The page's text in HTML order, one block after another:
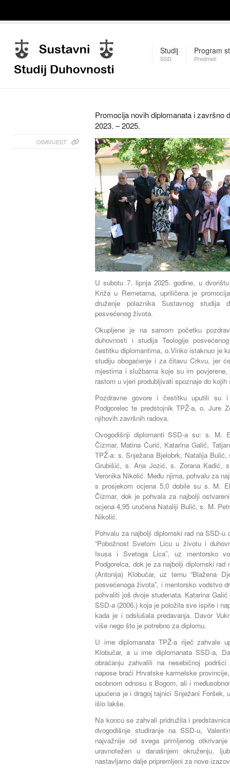
Studij
SSD
Program
Predmeti
Promocija novih diplomanata i završno
2023. – 2025.
OBAVIJEST
U subotu 7. lipnja 2025. godine, u
Križa u Remetama, upriličena je
druženje polaznika Sustavnog studija
posvećenog života.
Okupljene je na samom početku
duhovnosti i studija Teologije
čestitku diplomantima, o.Vinko istaknuo je
studiju obogaćenje i za čitavu Crkvu, jer
mjestima i službama koje su im
rastom u vjeri produbljivati spoznaje do kojih
Pozdravne govore i čestitku uputili su
Podgorelec te predstojnik TPŽ-a, o. Jure
njihovih završnih radova.
Ovogodišnji diplomanti SSD-a su: s. M.
Čizmar, Matina Ćurić, Katarina Galić,
TPŽ-a: s. Snježana Bjelobrk, Natalija
Grubišić, s. Ana Jozić, s. Zorana Kadić,
Veronika Nikolić. Među njima, pohvalu za
s prosjekom ocjena 5,0 dobile su s. M.
Čizmar, dok je pohvala za najbolji
ocjena 4,95 uručena Nataliji Bulić, s. M.
Nikolić.
Pohvalu za najbolji diplomski rad na SSD-
“Pobožnost Svetom Licu u životu i
Isusa i Svetoga Lica”, uz mentorsko
Podgorelca, dok je za najbolji diplomski
(Antonija) Klobučar, uz temu “Blažena
posvećenoga života”, i mentorsko vodstvo
pohvaliti još dvoje studenata. Katarina
SSD-a (2006.) koja je položila sve ispite i
kada je i odslušala predavanja. Davor
više nego što je potrebno za diplomu.
U ime diplomanata TPŽ-a riječ zahvale
Klobučar, a u ime diplomanata SSD-a,
obraćanju zahvalili na nesebičnoj
napose braći Hrvatske karmelske
osobnom odnosu s Bogom, ali i
upućena je i dragoj tajnici Snježani
išlo lakše.
Na koncu se zahvali pridružila i
dvogodišnje studiranje na SSD-u,
najvažnije od svega primljenog
uravnotežen u današnjem okruženju,
nastavljamo dalje pripremljeni za nove